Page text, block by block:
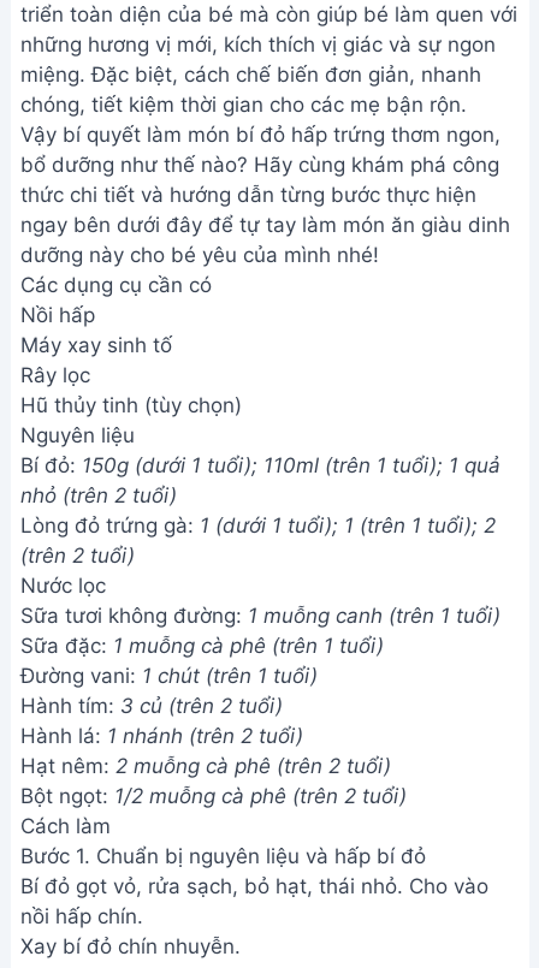
triển toàn diện của bé mà còn giúp bé làm quen với
những hương vị mới, kích thích vị giác và sự ngon
miệng. Đặc biệt, cách chế biến đơn giản, nhanh
chóng, tiết kiệm thời gian cho các mẹ bận rộn.
Vậy bí quyết làm món bí đỏ hấp trứng thơm ngon,
bổ dưỡng như thế nào? Hãy cùng khám phá công
thức chi tiết và hướng dẫn từng bước thực hiện
ngay bên dưới đây để tự tay làm món ăn giàu dinh
dưỡng này cho bé yêu của mình nhé!
Các dụng cụ cần có
Nồi hấp
Máy xay sinh tố
Rây lọc
Hũ thủy tinh (tùy chọn)
Nguyên liệu
Bí đỏ: 150g (dưới 1 tuổi); 110ml (trên 1 tuổi); 1 quả
nhỏ (trên 2 tuổi)
Lòng đỏ trứng gà: 1 (dưới 1 tuổi); 1 (trên 1 tuổi); 2
(trên 2 tuổi)
Nước lọc
Sữa tươi không đường: 1 muỗng canh (trên 1 tuổi)
Sữa đặc: 1 muỗng cà phê (trên 1 tuổi)
Đường vani: 1 chút (trên 1 tuổi)
Hành tím: 3 củ (trên 2 tuổi)
Hành lá: 1 nhánh (trên 2 tuổi)
Hạt nêm: 2 muỗng cà phê (trên 2 tuổi)
Bột ngọt: 1/2 muỗng cà phê (trên 2 tuổi)
Cách làm
Bước 1. Chuẩn bị nguyên liệu và hấp bí đỏ
Bí đỏ gọt vỏ, rửa sạch, bỏ hạt, thái nhỏ. Cho vào
nồi hấp chín.
Xay bí đỏ chín nhuyễn.